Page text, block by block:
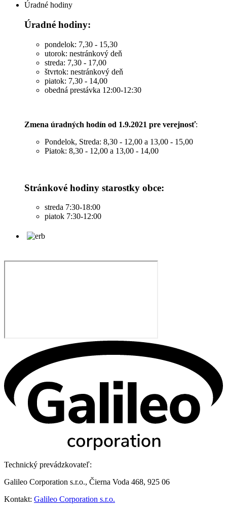
Úradné hodiny
Úradné hodiny:
pondelok: 7,30 - 15,30
utorok: nestránkový deň
streda: 7,30 - 17,00
štvrtok: nestránkový deň
piatok: 7,30 - 14,00
obedná prestávka 12:00-12:30
Zmena úradných hodín od 1.9.2021 pre verejnosť:
Pondelok, Streda: 8,30 - 12,00 a 13,00 - 15,00
Piatok: 8,30 - 12,00 a 13,00 - 14,00
Stránkové hodiny starostky obce:
streda 7:30-18:00
piatok 7:30-12:00
Technický prevádzkovateľ:
Galileo Corporation s.r.o., Čierna Voda 468, 925 06
Kontakt: Galileo Corporation s.r.o.